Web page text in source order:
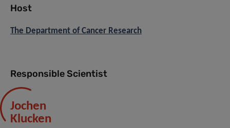
Host
The Department of Cancer Research
Responsible Scientist
Jochen
Klucken